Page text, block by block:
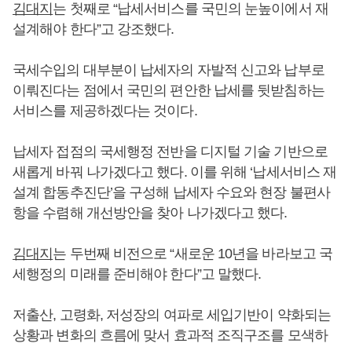
김대지 는 첫째로 “납세서비스를 국민의 눈높이에서 재
설계해야 한다”고 강조했다.
국세수입의 대부분이 납세자의 자발적 신고와 납부로
이뤄진다는 점에서 국민의 편안한 납세를 뒷받침하는
서비스를 제공하겠다는 것이다.
납세자 접점의 국세행정 전반을 디지털 기술 기반으로
새롭게 바꿔 나가겠다고 했다. 이를 위해 ‘납세서비스 재
설계 합동추진단’을 구성해 납세자 수요와 현장 불편사
항을 수렴해 개선방안을 찾아 나가겠다고 했다.
김대지 는 두번째 비전으로 “새로운 10년을 바라보고 국
세행정의 미래를 준비해야 한다”고 말했다.
저출산, 고령화, 저성장의 여파로 세입기반이 약화되는
상황과 변화의 흐름에 맞서 효과적 조직구조를 모색하